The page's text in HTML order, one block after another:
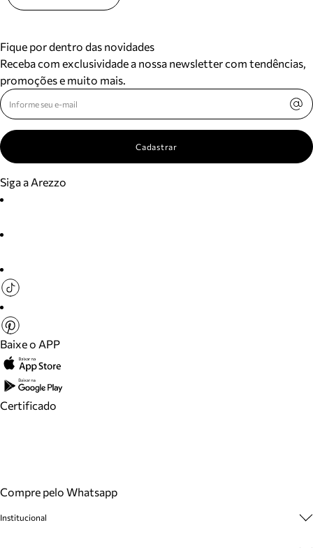
Fique por dentro das novidades
Receba com exclusividade a nossa newsletter com tendências,
promoções e muito mais.
Cadastrar
Siga a Arezzo
Baixe o APP
Certificado
Compre pelo Whatsapp
Institucional